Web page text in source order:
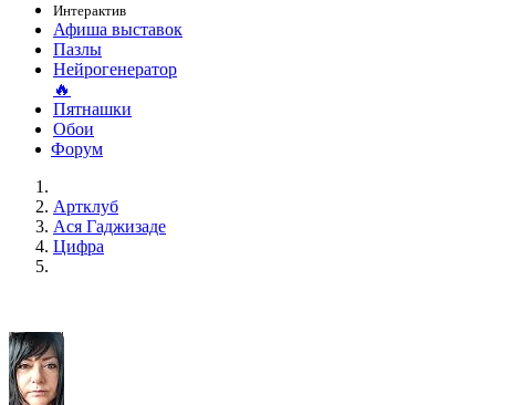
Интерактив
Афиша выставок
Пазлы
Нейрогенератор
🔥
Пятнашки
Обои
Форум
Артклуб
Aся Гаджизаде
Цифра